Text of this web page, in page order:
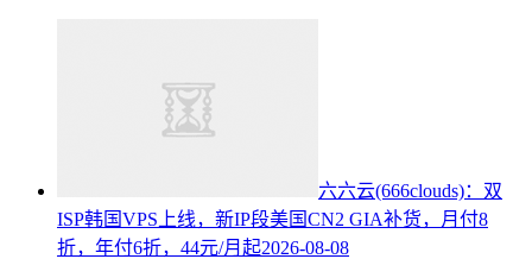
六六云(666clouds)：双
ISP韩国VPS上线，新IP段美国CN2 GIA补货，月付8
折，年付6折，44元/月起2026-08-08